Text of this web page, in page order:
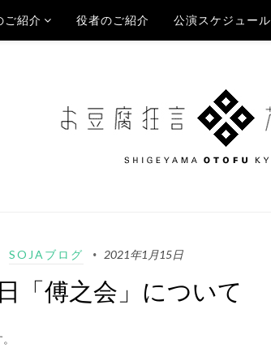
ご紹介 役者のご紹介 公演スケジュール
SOJAブログ 2021年1月15日
「傅之会」について